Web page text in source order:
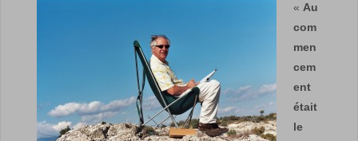
« Au
com
men
cem
ent
était
le